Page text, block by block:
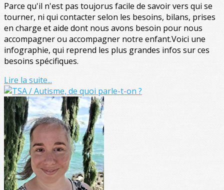
Parce qu'il n'est pas toujorus facile de savoir vers qui se
tourner, ni qui contacter selon les besoins, bilans, prises
en charge et aide dont nous avons besoin pour nous
accompagner ou accompagner notre enfant.Voici une
infographie, qui reprend les plus grandes infos sur ces
besoins spécifiques.
Lire la suite...